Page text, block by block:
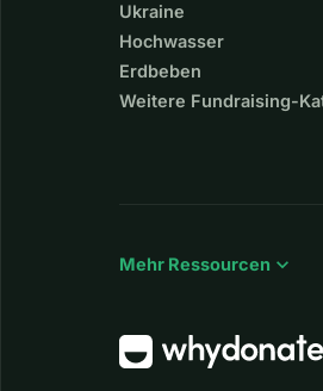
Ukraine
Hochwasser
Erdbeben
Weitere Fundraising-
Mehr Ressourcen expand_more